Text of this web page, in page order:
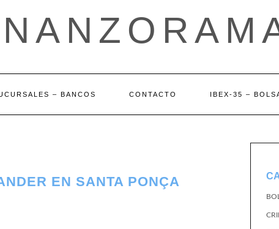
– BANCOS CONTACTO IBEX-35 –
EN SANTA PONÇA